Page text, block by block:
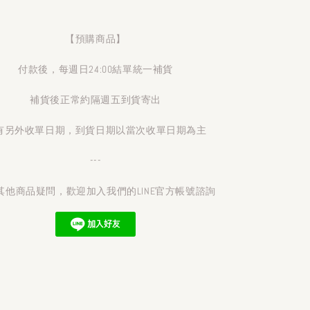
【預購商品】
付款後，每週日24:00結單統一補貨
補貨後正常約隔週五到貨寄出
另外收單日期，到貨日期以當次收單日期為主
---
他商品疑問，歡迎加入我們的LINE官方帳號諮詢